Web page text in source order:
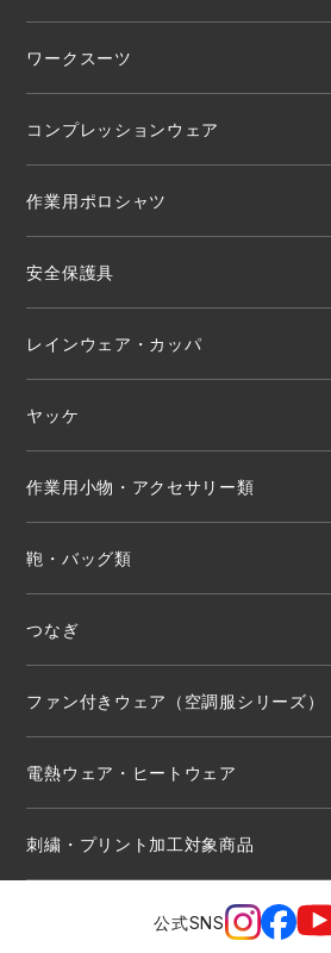
ワークスーツ
コンプレッションウェア
作業用ポロシャツ
安全保護具
レインウェア・カッパ
ヤッケ
作業用小物・アクセサリー類
鞄・バッグ類
つなぎ
ファン付きウェア（空調服シリーズ）
電熱ウェア・ヒートウェア
刺繍・プリント加工対象商品
公式SNS